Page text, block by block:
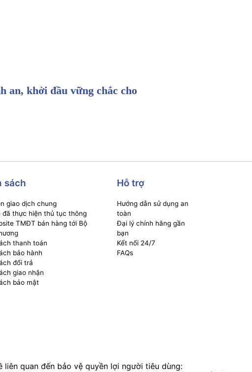
an, khởi đầu vững chắc cho
sách
giao dịch chung
đã thực hiện thủ tục thông
TMĐT bán hàng tới Bộ
thanh toán
bảo hành
đổi trả
giao nhận
bảo mật
Hỗ trợ
Hướng dẫn sử dụng an
toàn
Đại lý chính hãng gần
bạn
Kết nối 24/7
FAQs
quan đến bảo vệ quyền lợi người tiêu dùng: